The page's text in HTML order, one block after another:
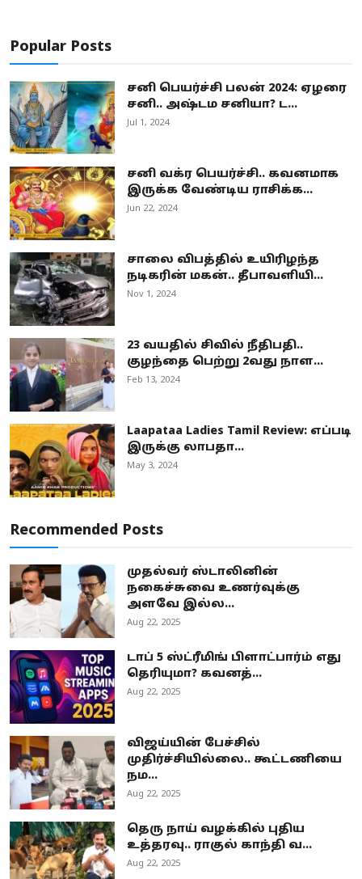
Popular Posts
சனி பெயர்ச்சி பலன் 2024: ஏழரை
சனி.. அஷ்டம சனியா? ட...
Jul 1, 2024
சனி வக்ர பெயர்ச்சி.. கவனமாக
இருக்க வேண்டிய ராசிக்க...
Jun 22, 2024
சாலை விபத்தில் உயிரிழந்த
நடிகரின் மகன்.. தீபாவளியி...
Nov 1, 2024
23 வயதில் சிவில் நீதிபதி..
குழந்தை பெற்று 2வது நாள...
Feb 13, 2024
Laapataa Ladies Tamil Review: எப்படி
இருக்கு லாபதா...
May 3, 2024
Recommended Posts
முதல்வர் ஸ்டாலினின்
நகைச்சுவை உணர்வுக்கு
அளவே இல்ல...
Aug 22, 2025
டாப் 5 ஸ்ட்ரீமிங் பிளாட்பார்ம் எது
தெரியுமா? கவனத்...
Aug 22, 2025
விஜய்யின் பேச்சில்
முதிர்ச்சியில்லை.. கூட்டணியை
நம...
Aug 22, 2025
தெரு நாய் வழக்கில் புதிய
உத்தரவு.. ராகுல் காந்தி வ...
Aug 22, 2025